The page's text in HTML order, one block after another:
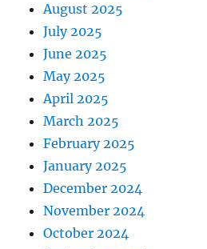
August 2025
July 2025
June 2025
May 2025
April 2025
March 2025
February 2025
January 2025
December 2024
November 2024
October 2024